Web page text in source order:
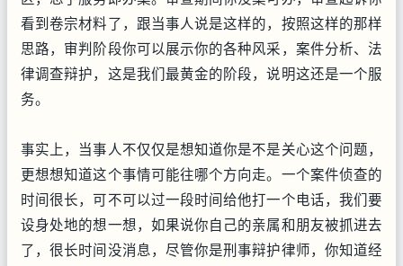
看到卷宗材料了，跟当事人说是这样的，按照这样的那样
思路，审判阶段你可以展示你的各种风采，案件分析、法
律调查辩护，这是我们最黄金的阶段，说明这还是一个服
务。
事实上，当事人不仅仅是想知道你是不是关心这个问题，
更想想知道这个事情可能往哪个方向走。一个案件侦查的
时间很长，可不可以过一段时间给他打一个电话，我们要
设身处地的想一想，如果说你自己的亲属和朋友被抓进去
了，很长时间没消息，尽管你是刑事辩护律师，你知道经